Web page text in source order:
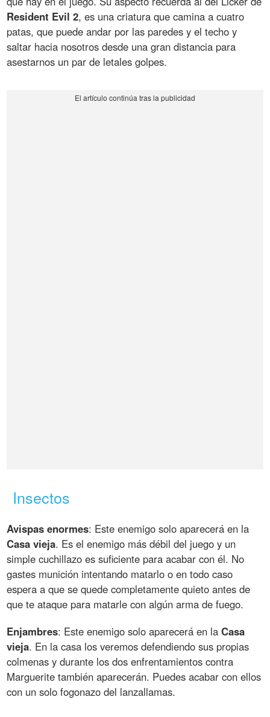
Resident Evil 2, es una criatura que camina a cuatro
patas, que puede andar por las paredes y el techo y
saltar hacia nosotros desde una gran distancia para
asestarnos un par de letales golpes.
Insectos
Avispas enormes: Este enemigo solo aparecerá en la
Casa vieja. Es el enemigo más débil del juego y un
simple cuchillazo es suficiente para acabar con él. No
gastes munición intentando matarlo o en todo caso
espera a que se quede completamente quieto antes de
que te ataque para matarle con algún arma de fuego.
Enjambres: Este enemigo solo aparecerá en laCasa
vieja. En la casa los veremos defendiendo sus propias
colmenas y durante los dos enfrentamientos contra
Marguerite también aparecerán. Puedes acabar con ellos
con un solo fogonazo del lanzallamas.